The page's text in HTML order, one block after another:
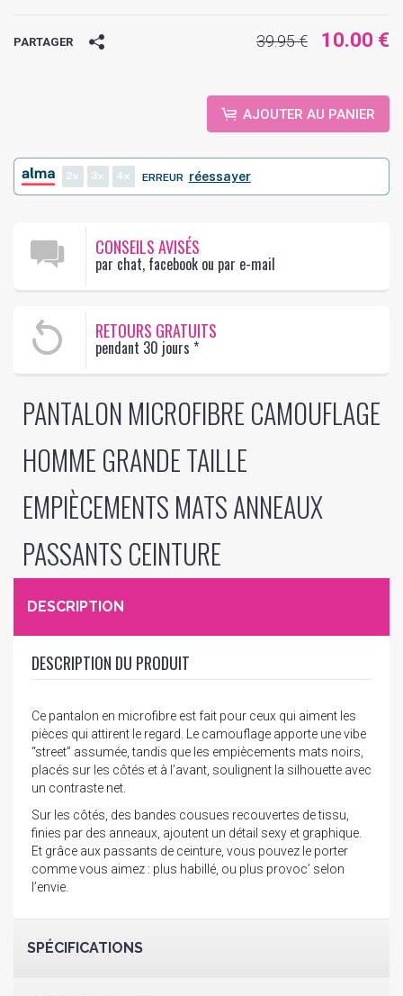
PARTAGER 39.95 € 10.00 €
AJOUTER AU PANIER
2 3 4 ERREUR réessayer
CONSEILS AVISÉS
par chat, facebook ou par e-mail
RETOURS GRATUITS
pendant 30 jours *
PANTALON MICROFIBRE CAMOUFLAGE
HOMME GRANDE TAILLE
EMPIÈCEMENTS MATS ANNEAUX
PASSANTS CEINTURE
DESCRIPTION
DESCRIPTION DU PRODUIT
Ce pantalon en microfibre est fait pour ceux qui aiment les
pièces qui attirent le regard. Le camouflage apporte une vibe
“street” assumée, tandis que les empiècements mats noirs,
placés sur les côtés et à l’avant, soulignent la silhouette avec
un contraste net.
Sur les côtés, des bandes cousues recouvertes de tissu,
finies par des anneaux, ajoutent un détail sexy et graphique.
Et grâce aux passants de ceinture, vous pouvez le porter
comme vous aimez : plus habillé, ou plus provoc’ selon
l’envie.
SPÉCIFICATIONS